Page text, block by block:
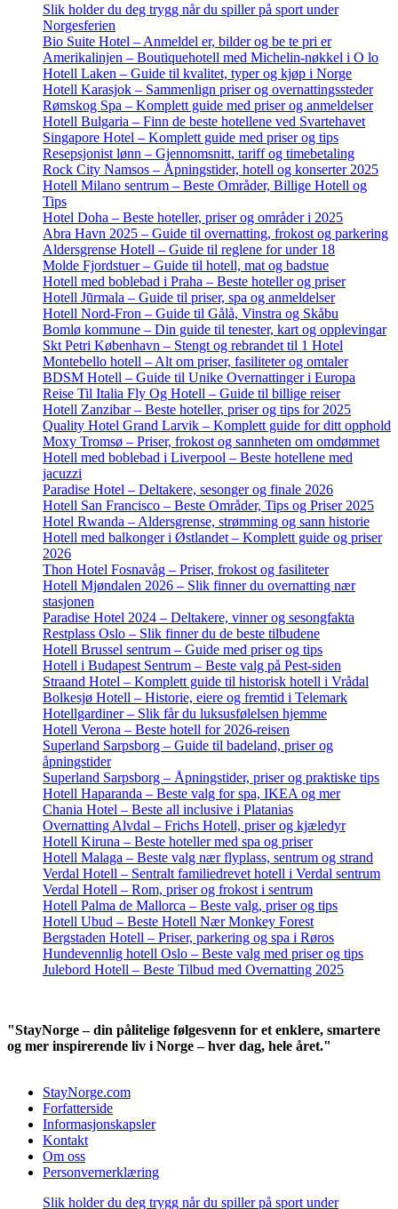
Slik holder du deg trygg når du spiller på sport under
Norgesferien
Bio Suite Hotel – Anmeldel er, bilder og be te pri er
Amerikalinjen – Boutiquehotell med Michelin-nøkkel i O lo
Hotell Laken – Guide til kvalitet, typer og kjøp i Norge
Hotell Karasjok – Sammenlign priser og overnattingssteder
Rømskog Spa – Komplett guide med priser og anmeldelser
Hotell Bulgaria – Finn de beste hotellene ved Svartehavet
Singapore Hotel – Komplett guide med priser og tips
Resepsjonist lønn – Gjennomsnitt, tariff og timebetaling
Rock City Namsos – Åpningstider, hotell og konserter 2025
Hotell Milano sentrum – Beste Områder, Billige Hotell og
Tips
Hotel Doha – Beste hoteller, priser og områder i 2025
Abra Havn 2025 – Guide til overnatting, frokost og parkering
Aldersgrense Hotell – Guide til reglene for under 18
Molde Fjordstuer – Guide til hotell, mat og badstue
Hotell med boblebad i Praha – Beste hoteller og priser
Hotell Jūrmala – Guide til priser, spa og anmeldelser
Hotell Nord-Fron – Guide til Gålå, Vinstra og Skåbu
Bomlø kommune – Din guide til tenester, kart og opplevingar
Skt Petri København – Stengt og rebrandet til 1 Hotel
Montebello hotell – Alt om priser, fasiliteter og omtaler
BDSM Hotell – Guide til Unike Overnattinger i Europa
Reise Til Italia Fly Og Hotell – Guide til billige reiser
Hotell Zanzibar – Beste hoteller, priser og tips for 2025
Quality Hotel Grand Larvik – Komplett guide for ditt opphold
Moxy Tromsø – Priser, frokost og sannheten om omdømmet
Hotell med boblebad i Liverpool – Beste hotellene med
jacuzzi
Paradise Hotel – Deltakere, sesonger og finale 2026
Hotell San Francisco – Beste Områder, Tips og Priser 2025
Hotel Rwanda – Aldersgrense, strømming og sann historie
Hotell med balkonger i Østlandet – Komplett guide og priser
2026
Thon Hotel Fosnavåg – Priser, frokost og fasiliteter
Hotell Mjøndalen 2026 – Slik finner du overnatting nær
stasjonen
Paradise Hotel 2024 – Deltakere, vinner og sesongfakta
Restplass Oslo – Slik finner du de beste tilbudene
Hotell Brussel sentrum – Guide med priser og tips
Hotell i Budapest Sentrum – Beste valg på Pest-siden
Straand Hotel – Komplett guide til historisk hotell i Vrådal
Bolkesjø Hotell – Historie, eiere og fremtid i Telemark
Hotellgardiner – Slik får du luksusfølelsen hjemme
Hotell Verona – Beste hotell for 2026-reisen
Superland Sarpsborg – Guide til badeland, priser og
åpningstider
Superland Sarpsborg – Åpningstider, priser og praktiske tips
Hotell Haparanda – Beste valg for spa, IKEA og mer
Chania Hotel – Beste all inclusive i Platanias
Overnatting Alvdal – Frichs Hotell, priser og kjæledyr
Hotell Kiruna – Beste hoteller med spa og priser
Hotell Malaga – Beste valg nær flyplass, sentrum og strand
Verdal Hotell – Sentralt familiedrevet hotell i Verdal sentrum
Verdal Hotell – Rom, priser og frokost i sentrum
Hotell Palma de Mallorca – Beste valg, priser og tips
Hotell Ubud – Beste Hotell Nær Monkey Forest
Bergstaden Hotell – Priser, parkering og spa i Røros
Hundevennlig hotell Oslo – Beste valg med priser og tips
Julebord Hotell – Beste Tilbud med Overnatting 2025
"StayNorge – din pålitelige følgesvenn for et enklere, smartere
og mer inspirerende liv i Norge – hver dag, hele året."
StayNorge.com
Forfatterside
Informasjonskapsler
Kontakt
Om oss
Personvernerklæring
Slik holder du deg trygg når du spiller på sport under